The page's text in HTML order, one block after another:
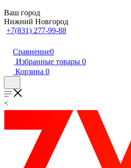
Ваш город
Нижний Новгород
+7(831) 277-99-88
Сравнение0
Избранные товары 0
Корзина 0
<